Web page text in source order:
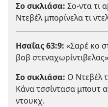
Σο σικλιάσα: Σο-ντα τι
Ντεβέλ μπορίνελα τι
Ησαΐας 63:9: «Σαρέ κο
βοβ
Σο σικλιάσα: Ο Ντεβέλ
Κάνα τσσίντασα μπουτ
ντουκχ.